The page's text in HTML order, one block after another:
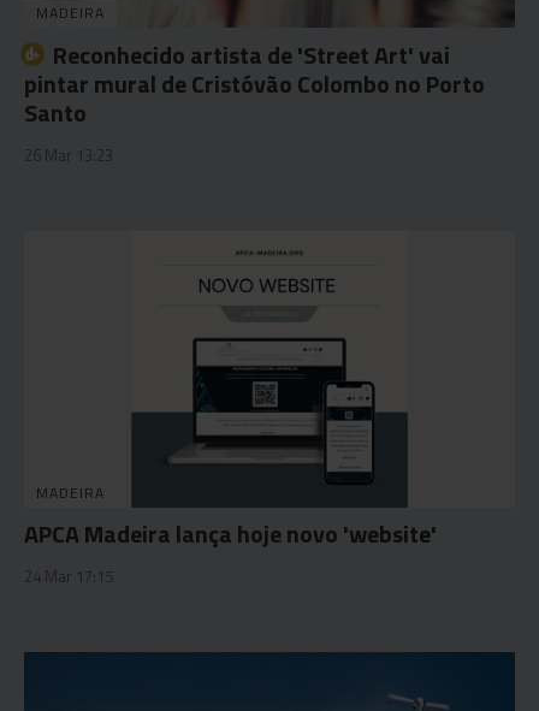
MADEIRA
Reconhecido artista de 'Street Art' vai
pintar mural de Cristóvão Colombo no Porto
Santo
26 Mar 13:23
MADEIRA
APCA Madeira lança hoje novo 'website'
24 Mar 17:15